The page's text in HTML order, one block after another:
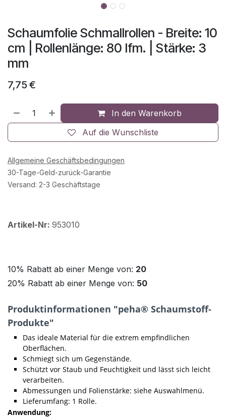
Schaumfolie Schmallrollen - Breite: 10
cm | Rollenlänge: 80 lfm. | Stärke: 3
mm
7,75 €
In den Warenkorb
Auf die Wunschliste
Allgemeine Geschäftsbedingungen
30-Tage-Geld-zurück-Garantie
Versand: 2-3 Geschäftstage
Artikel-Nr: 953010
10% Rabatt ab einer Menge von: 20
20% Rabatt ab einer Menge von: 50
Produktinformationen "peha® Schaumstoff-
Produkte"
Das ideale Material für die extrem empfindlichen
Oberflächen.
Schmiegt sich um Gegenstände.
Schützt vor Staub und Feuchtigkeit und lässt sich leicht
verarbeiten.
Abmessungen und Folienstärke: siehe Auswahlmenü.
Lieferumfang: 1 Rolle.
Anwendung: